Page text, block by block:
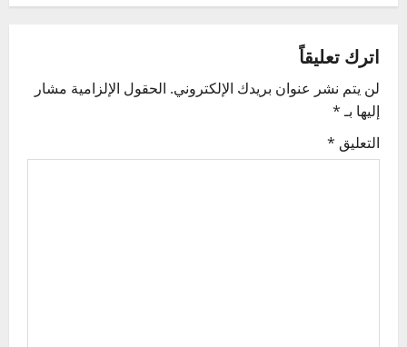
v
i
g
اترك تعليقاً
لن يتم نشر عنوان بريدك الإلكتروني. الحقول الإلزامية مشار
إليها بـ*
التعليق *